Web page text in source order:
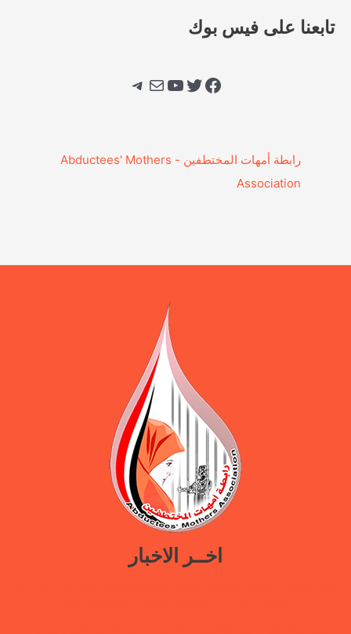
تابعنا على فيس بوك
فيسبوك تويتر يوتيوببريد تيليجرام
‎رابطة أمهات المختطفين - Abductees' Mothers
Association‎
اخــر الاخبار